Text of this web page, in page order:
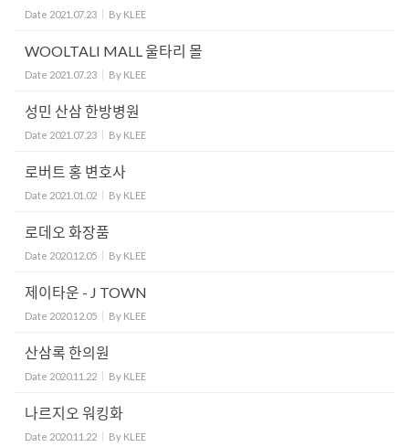
Date 2021.07.23 By KLEE
WOOLTALI MALL 울타리 몰
Date 2021.07.23 By KLEE
성민 산삼 한방병원
Date 2021.07.23 By KLEE
로버트 홍 변호사
Date 2021.01.02 By KLEE
로데오 화장품
Date 2020.12.05 By KLEE
제이타운 - J TOWN
Date 2020.12.05 By KLEE
산삼록 한의원
Date 2020.11.22 By KLEE
나르지오 워킹화
Date 2020.11.22 By KLEE